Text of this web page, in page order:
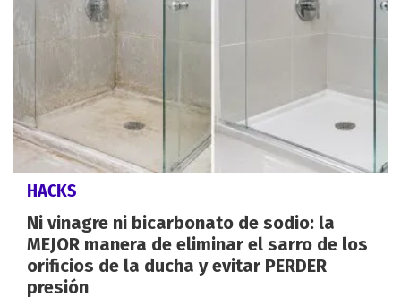
HACKS
Ni vinagre ni bicarbonato de sodio: la
MEJOR manera de eliminar el sarro de los
orificios de la ducha y evitar PERDER
presión